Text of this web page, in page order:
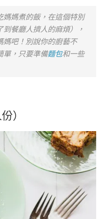
媽媽煮的飯，在這個特別
餐廳人擠人的麻煩），
媽吧！別說你的廚藝不
單，只要準備麵包和一些
）